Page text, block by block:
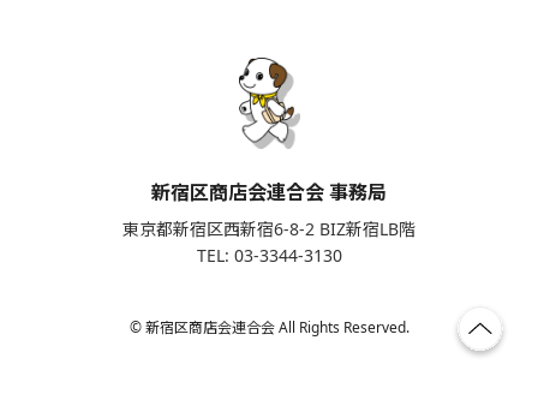
新宿区商店会連合会 事務局
東京都新宿区西新宿6-8-2 BIZ新宿LB階
TEL: 03-3344-3130
© 新宿区商店会連合会 All Rights Reserved.